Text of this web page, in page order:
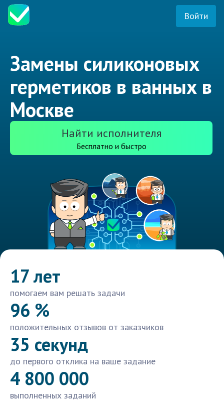
Войти
Замены силиконовых
герметиков в ванных в
Москве
Найти исполнителя
Бесплатно и быстро
17 лет
помогаем вам решать задачи
96 %
положительных отзывов от заказчиков
35 секунд
до первого отклика на ваше задание
4 800 000
выполненных заданий